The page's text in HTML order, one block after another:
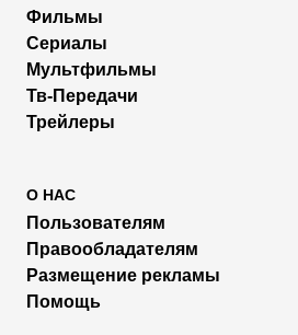
Фильмы
Сериалы
Мультфильмы
Тв-Передачи
Трейлеры
О НАС
Пользователям
Правообладателям
Размещение рекламы
Помощь